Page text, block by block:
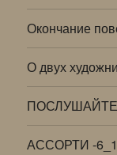
Окончание
О двух
АССОРТИ -6_1